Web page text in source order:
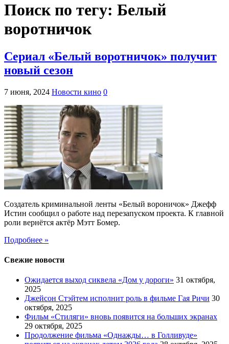
Поиск по тегу: Белый
воротничок
Сериал «Белый воротничок» получит
новый сезон
7 июня, 2024 Новости кино 0
Создатель криминальной ленты «Белый вороничок» Джефф
Истин сообщил о работе над перезапуском проекта. К главной
роли вернётся актёр Мэтт Бомер.
Подробнее »
Свежие новости
Ожидается выход сиквела «Дом у дороги» 31 октября,
2025
Джейсон Стэйтем исполнит роль в фильме Гая Ричи 30
октября, 2025
Фильм «Стиляги» вновь появится на больших экранах
29 октября, 2025
Продолжение фильма «Однажды… в Голливуде»